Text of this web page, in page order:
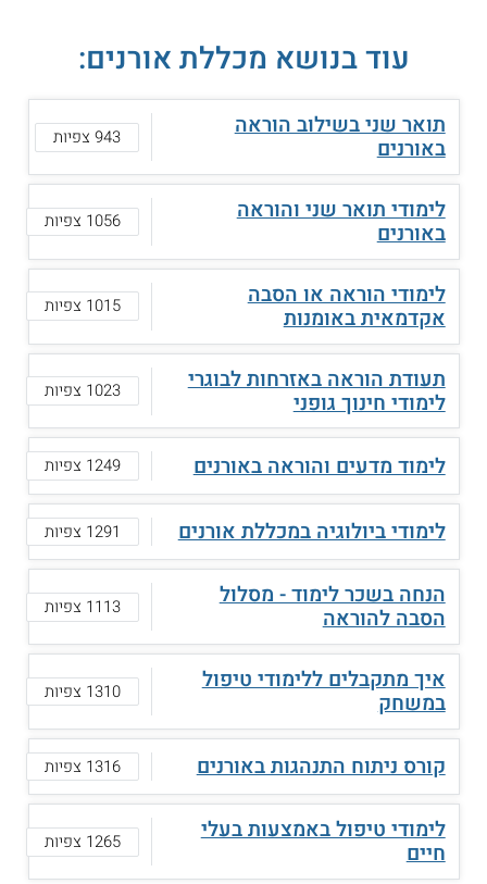
עוד בנושא מכללת אורנים:
תואר שני בשילוב הוראה
באורנים 943 צפיות
לימודי תואר שני והוראה
באורנים 1056 צפיות
לימודי הוראה או הסבה
אקדמאית באומנות 1015 צפיות
תעודת הוראה באזרחות לבוגרי
לימודי חינוך גופני 1023 צפיות
לימוד מדעים והוראה באורנים 1249 צפיות
לימודי ביולוגיה במכללת אורנים 1291 צפיות
הנחה בשכר לימוד - מסלול
הסבה להוראה 1113 צפיות
איך מתקבלים ללימודי טיפול
במשחק 1310 צפיות
קורס ניתוח התנהגות באורנים 1316 צפיות
לימודי טיפול באמצעות בעלי
חיים 1265 צפיות